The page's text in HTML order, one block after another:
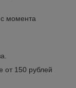
момента
от 150 рублей